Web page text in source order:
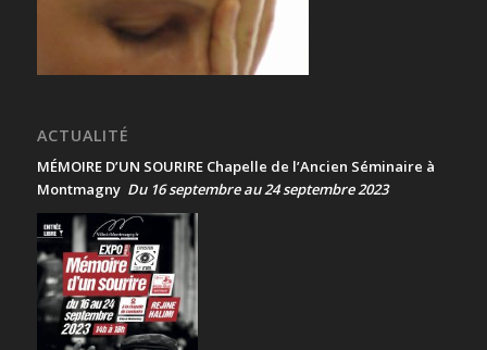
ACTUALITÉ
MÉMOIRE D’UN SOURIRE Chapelle de l’Ancien Séminaire à
Montmagny Du 16 septembre au 24 septembre 2023